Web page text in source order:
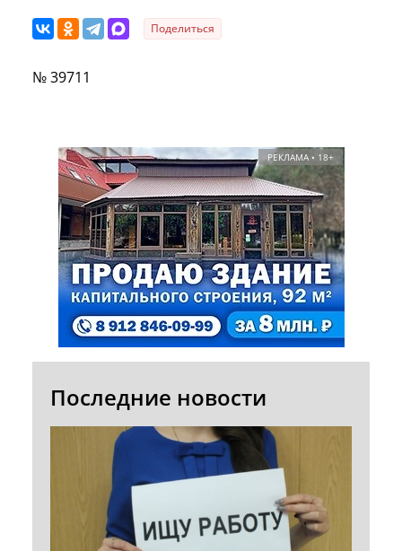
Поделиться
№ 39711
РЕКЛАМА • 18+
Последние новости